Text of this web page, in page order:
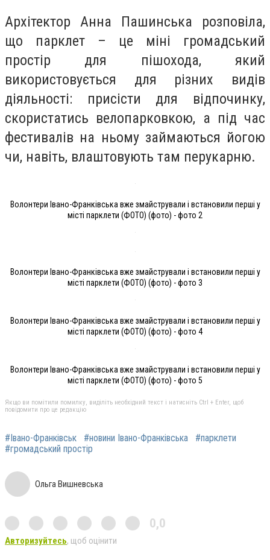
Архітектор Анна Пашинська розповіла,
що парклет – це міні громадський
простір для пішохода, який
використовується для різних видів
діяльності: присісти для відпочинку,
скористатись велопарковкою, а під час
фестивалів на ньому займаються йогою
чи, навіть, влаштовують там перукарню.
Волонтери Івано-Франківська вже змайстрували і встановили перші у
місті парклети (ФОТО) (фото) - фото 2
Волонтери Івано-Франківська вже змайстрували і встановили перші у
місті парклети (ФОТО) (фото) - фото 3
Волонтери Івано-Франківська вже змайстрували і встановили перші у
місті парклети (ФОТО) (фото) - фото 4
Волонтери Івано-Франківська вже змайстрували і встановили перші у
місті парклети (ФОТО) (фото) - фото 5
Якщо ви помітили помилку, виділіть необхідний текст і натисніть Ctrl + Enter, щоб
повідомити про це редакцію
#Івано-Франківськ #новини Івано-Франківська
#парклети
#громадський простір
Ольга Вишневська
0,0
Авторизуйтесь, щоб оцінити